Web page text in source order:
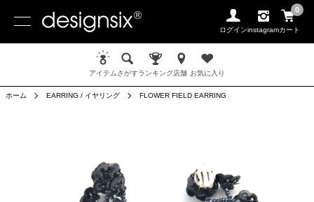
ログインinstagram
0
カート
アイテムさがすランキング店舗 お気に入り
ホーム EARRING / イヤリング FLOWER FIELD EARRING